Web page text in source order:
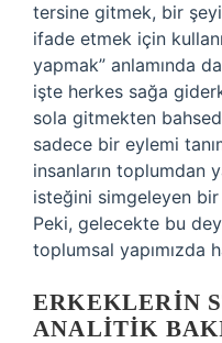
tersine gitmek, bir
ifade etmek için
yapmak” anlamında
işte herkes sağa
sola gitmekten
sadece bir eylemi
insanların toplumdan
isteğini simgeleyen
Peki, gelecekte bu
toplumsal yapımızda
ERKEKLERIN
ANALITIK